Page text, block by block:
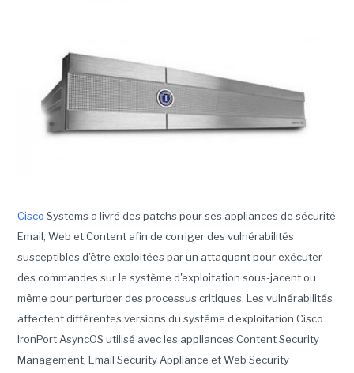
Cisco Systems a livré des patchs pour ses appliances de sécurité
Email, Web et Content afin de corriger des vulnérabilités
susceptibles d'être exploitées par un attaquant pour exécuter
des commandes sur le système d'exploitation sous-jacent ou
même pour perturber des processus critiques. Les vulnérabilités
affectent différentes versions du système d'exploitation Cisco
IronPort AsyncOS utilisé avec les appliances Content Security
Management, Email Security Appliance et Web Security